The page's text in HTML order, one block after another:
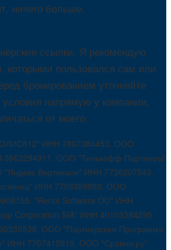
ничего больше.
ссылки. Я рекомендую
которыми пользовался сам или
бронированием уточняйте
напрямую у компании,
от моего.
ИНН 7807384453. ООО
ООО "Тинькофф Партнеры"
Вертикали" ИНН 7736207543.
ИНН 7703389880. ООО
"Renot Software OU" ИНН
Corporation SIA" ИНН 40103394295.
ООО "Партнерская Программа
ИНН 7707415919. OOO "Сравни.ру"